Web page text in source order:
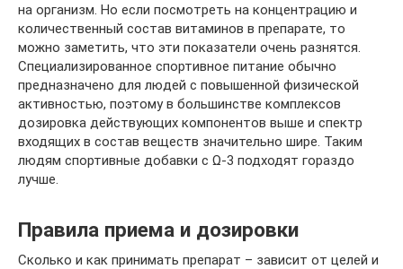
на организм. Но если посмотреть на концентрацию и
количественный состав витаминов в препарате, то
можно заметить, что эти показатели очень разнятся.
Специализированное спортивное питание обычно
предназначено для людей с повышенной физической
активностью, поэтому в большинстве комплексов
дозировка действующих компонентов выше и спектр
входящих в состав веществ значительно шире. Таким
людям спортивные добавки с Ω-3 подходят гораздо
лучше.
Правила приема и дозировки
Сколько и как принимать препарат – зависит от целей и